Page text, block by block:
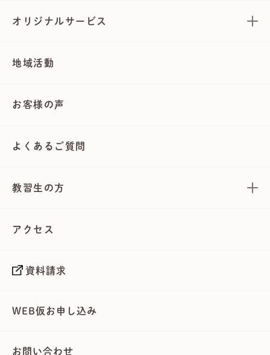
オリジナルサービス
地域活動
お客様の声
よくあるご質問
教習生の方
アクセス
資料請求
WEB仮お申し込み
お問い合わせ